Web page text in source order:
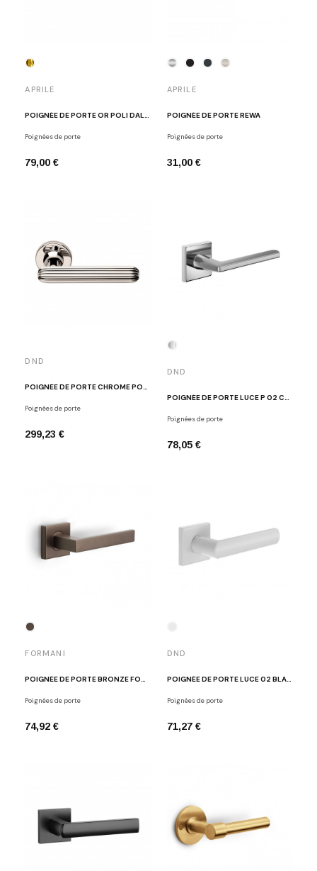
APRILE
POIGNÉE DE PORTE OR POLI DALIA
Poignées de porte
79,00 €
APRILE
POIGNÉE DE PORTE REWA
Poignées de porte
31,00 €
DND
Poignées de porte
299,23 €
DND
Poignées de porte
78,05 €
FORMANI
POIGNÉE DE PORTE BRONZE FORMANI BSQ2-G BR
Poignées de porte
74,92 €
DND
POIGNÉE DE PORTE LUCE 02 BLANC MAT
Poignées de porte
71,27 €